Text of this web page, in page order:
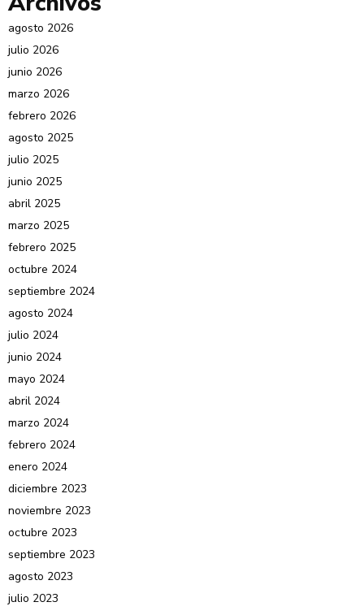
agosto 2026
julio 2026
junio 2026
marzo 2026
febrero 2026
agosto 2025
julio 2025
junio 2025
abril 2025
marzo 2025
febrero 2025
octubre 2024
septiembre 2024
agosto 2024
julio 2024
junio 2024
mayo 2024
abril 2024
marzo 2024
febrero 2024
enero 2024
diciembre 2023
noviembre 2023
octubre 2023
septiembre 2023
agosto 2023
julio 2023